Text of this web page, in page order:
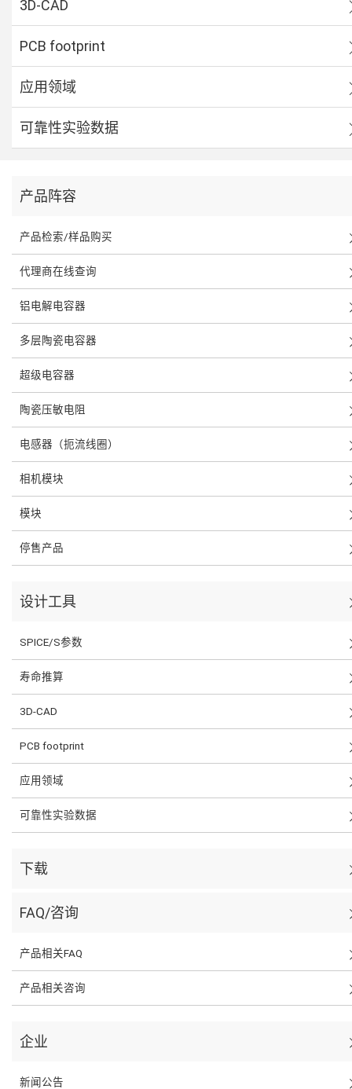
3D-CAD
PCB footprint
应用领域
可靠性实验数据
产品阵容
产品检索/样品购买
代理商在线查询
铝电解电容器
多层陶瓷电容器
超级电容器
陶瓷压敏电阻
电感器（扼流线圈）
相机模块
模块
停售产品
设计工具
SPICE/S参数
寿命推算
3D-CAD
PCB footprint
应用领域
可靠性实验数据
下载
FAQ/咨询
产品相关FAQ
产品相关咨询
企业
新闻公告